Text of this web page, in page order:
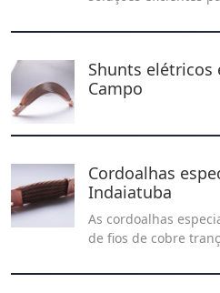
segurança e
Shunts elétricos
Campo
Cordoalhas
Indaiatuba
As cordoalhas
de fios de cobre
conectividade em